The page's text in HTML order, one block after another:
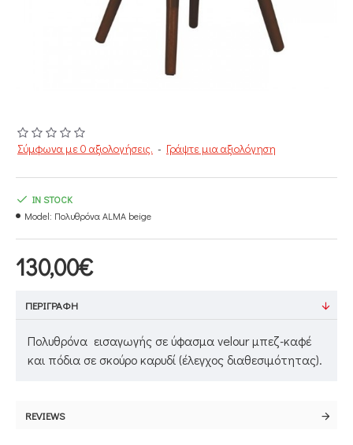
Σύμφωνα με 0 αξιολογήσεις. - Γράψτε μια αξιολόγηση
130,00€
IN STOCK
Model: Πολυθρόνα ALMA beige
ΠΕΡΙΓΡΑΦΉ
Πολυθρόνα εισαγωγής σε ύφασμα velour μπεζ-καφέ
και πόδια σε σκούρο καρυδί (έλεγχος διαθεσιμότητας).
REVIEWS